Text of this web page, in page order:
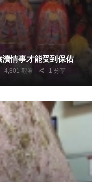
情事才能受到保佑
4,801 觀看 1 分享